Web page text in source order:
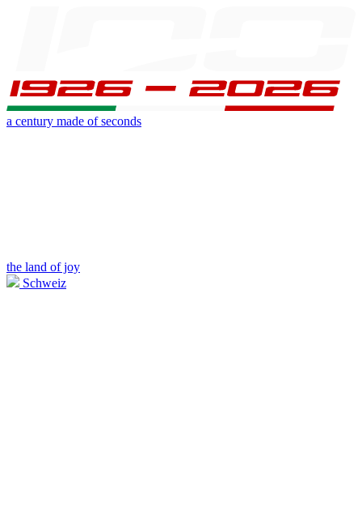
a century made of seconds
the land of joy
Schweiz